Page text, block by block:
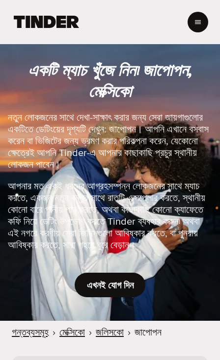
r
একটি ম্যাচ খুঁজে নিন৷ জাপোপন,
মেক্সিকো
নতুন লোকজনের সাথে দেখা-সাক্ষাৎ করার জন্য সেরা জায়গাগুলোর
একটিতে ডেটিংয়ের দৃশ্যটি দেখুন: জাপোপন। আপনি এখানে বসবাস
করেন বা ভিজিটের জন্য ভ্রমণ করার পরিকল্পনা করেন, যেকোনো
ক্ষেত্রেই আপনি Tinder-এ আপনার কাছাকাছি প্রচুর স্থানীয়
লোকজন পাবেন।
আপনার মত একই ধরনের আগ্রহসম্পন্ন লোকজনের সাথে ম্যাচ
করতে, একজন নতুন বন্ধুর সাথে রাতটি এক্সপ্লোর করতে, স্থানীয়
কোনো বারে পানীয় পান করতে, অথবা কাছাকাছি কোনো ক্যাফেতে
কফি নিয়ে ডেটিং উপভোগ করতে Tinder ব্যবহার করুন৷ অথবা
এই নগরে করণীয় সেরা জিনিসগুলো আবিষ্কার করতে, বা পুনরায়
আবিষ্কার করতে, সারা শহরে ঘুরে বেড়ান।
এখনই যোগ দিন
গন্তব্যসমূহ › মেক্সিকো › জলিসকো › জাপোপন